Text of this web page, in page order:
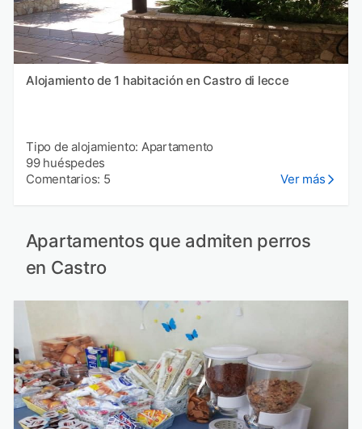
Alojamiento de 1 habitación en Castro di lecce
Tipo de alojamiento: Apartamento
99 huéspedes
Comentarios: 5
Ver más
Apartamentos que admiten perros
en Castro